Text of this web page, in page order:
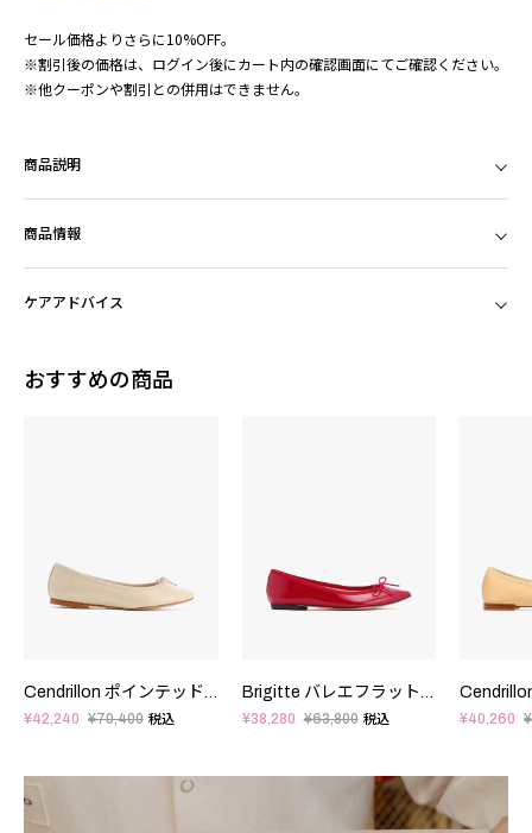
セール価格よりさらに10%OFF。
※割引後の価格は、ログイン後にカート内の確認画面にてご確認ください。
※他クーポンや割引との併用はできません。
商品説明
商品情報
ケアアドバイス
おすすめの商品
Cendrillon ポインテッドトゥ バレエフラット - FRサイズ
¥42,240 ¥70,400 税込
Brigitte バレエフラット - FRサイズ
¥38,280 ¥63,800 税込 ¥40,260